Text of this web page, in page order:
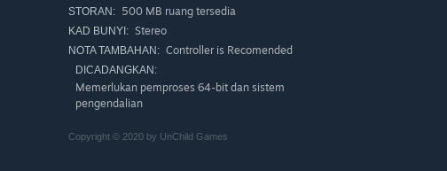
STORAN: 500 MB ruang tersedia
KAD BUNYI: Stereo
NOTA TAMBAHAN: Controller is Recomended
DICADANGKAN:
Memerlukan pemproses 64-bit dan sistem
pengendalian
Copyright © 2020 by UnChild Games